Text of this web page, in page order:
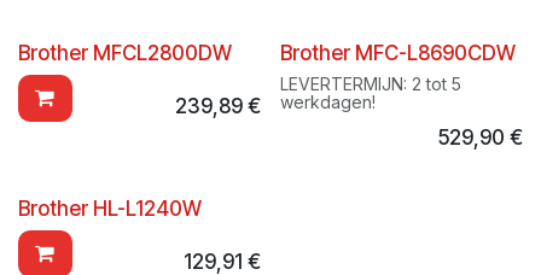
Brother MFCL2800DW
239,89€
Brother MFC-L8690CDW
LEVERTERMIJN: 2 tot 5
werkdagen!
529,90 €
Brother HL-L1240W
129,91 €